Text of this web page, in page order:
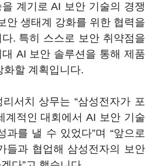
계기로 AI 보안 기술의 경쟁
안 생태계 강화를 위한 협력을
. 특히 스스로 보안 취약점을
AI 보안 솔루션을 통해 제품
화할 계획입니다.
서치 상무는 “삼성전자가 포
계적인 대회에서 AI 보안 기술
과를 낼 수 있었다”며 “앞으로
들과 협업해 삼성전자의 보안